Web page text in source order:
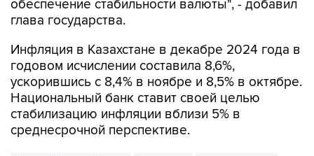
Инфляция в Казахстане в декабре 2024 года в
ускорившись с 8,4% в ноябре и 8,5% в октябре.
Национальный банк ставит своей целью
стабилизацию инфляции вблизи 5% в
среднесрочной перспективе.
Касым-Жомарт Токаев Казахстан